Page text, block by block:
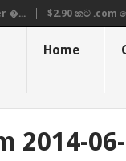
�... $2.90 කට .com
Home
2014-